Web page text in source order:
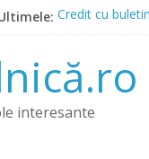
Credit cu
Băncile și IFN-
Credit pentru
interesante